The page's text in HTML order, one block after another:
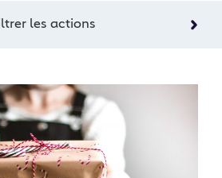
les actions